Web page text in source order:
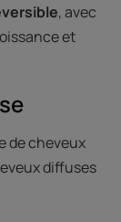
, avec
et
de cheveux
diffuses